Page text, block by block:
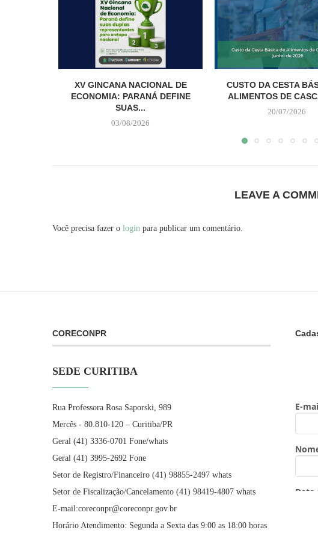
XV GINCANA NACIONAL DE
ECONOMIA: PARANÁ DEFINE
SUAS...
03/08/2026
CUSTO DA CESTA
ALIMENTOS DE
20/07/2026
LEAVE A
Você precisa fazer o login para publicar um comentário.
CORECONPR
SEDE CURITIBA
Rua Professora Rosa Saporski, 989
Mercês - 80.810-120 – Curitiba/PR
Geral (41) 3336-0701 Fone/whats
Geral (41) 3995-2692 Fone
Setor de Registro/Financeiro (41) 98855-2497 whats
Setor de Fiscalização/Cancelamento (41) 98419-4807 whats
E-mail:coreconpr@coreconpr.gov.br
Horário Atendimento: Segunda a Sexta das 9:00 as 18:00 horas